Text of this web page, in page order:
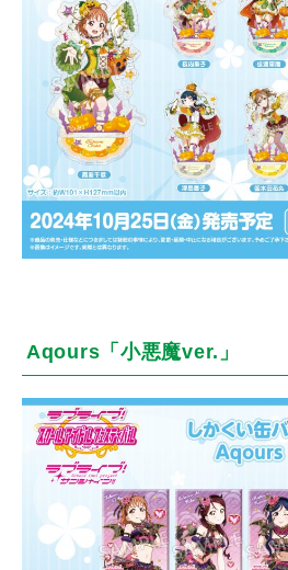
Aqours「小悪魔ver.」